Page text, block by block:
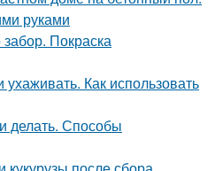
руками
забор. Покраска
Как использовать
делать. Способы